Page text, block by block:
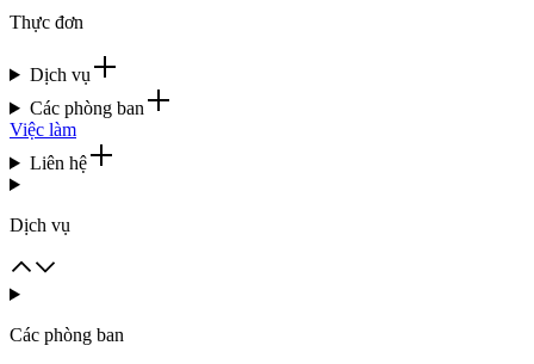
Thực đơn
Dịch vụ
Các phòng ban
Việc làm
Liên hệ
Dịch vụ
Các phòng ban